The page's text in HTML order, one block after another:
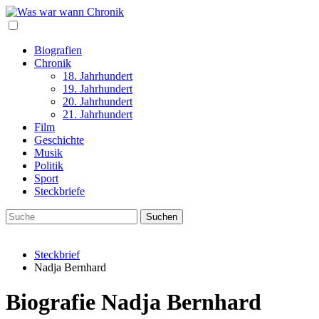
Biografien
Chronik
18. Jahrhundert
19. Jahrhundert
20. Jahrhundert
21. Jahrhundert
Film
Geschichte
Musik
Politik
Sport
Steckbriefe
Steckbrief
Nadja Bernhard
Biografie Nadja Bernhard